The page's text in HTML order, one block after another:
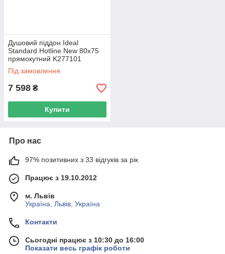
Душовий піддон Ideal
Standard Hotline New 80х75
прямокутний K277101
Під замовлення
7 598 ₴
Купити
Про нас
97% позитивних з 33 відгуків за рік
Працює з 19.10.2012
м. Львів
Україна, Львів, Україна
Контакти
Сьогодні працює з 10:30 до 16:00
Показати весь графік роботи